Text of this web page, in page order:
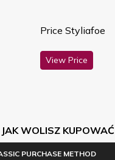
Price Styliafoe
View Price
WOLISZ KUPOWAĆ
PURCHASE METHOD